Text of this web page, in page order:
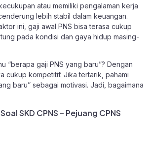
atau memiliki pengalaman kerja
lebih stabil dalam keuangan.
ini, gaji awal PNS bisa terasa cukup
pada kondisi dan gaya hidup masing-
“berapa gaji PNS yang baru”? Dengan
cukup kompetitif. Jika tertarik, pahami
baru” sebagai motivasi. Jadi, bagaimana
Soal SKD CPNS – Pejuang CPNS